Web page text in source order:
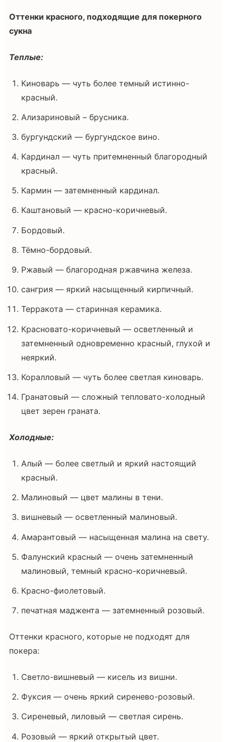
Оттенки красного, подходящие для покерного
сукна
Теплые:
Киноварь — чуть более темный истинно-
красный.
Ализариновый – брусника.
бургундский — бургундское вино.
Кардинал — чуть притемненный благородный
красный.
Кармин — затемненный кардинал.
Каштановый — красно-коричневый.
Бордовый.
Тёмно-бордовый.
Ржавый — благородная ржавчина железа.
сангрия — яркий насыщенный кирпичный.
Терракота — старинная керамика.
Красновато-коричневый — осветленный и
затемненный одновременно красный, глухой и
неяркий.
Коралловый — чуть более светлая киноварь.
Гранатовый — сложный тепловато-холодный
цвет зерен граната.
Холодные:
Алый — более светлый и яркий настоящий
красный.
Малиновый — цвет малины в тени.
вишневый — осветленный малиновый.
Амарантовый — насыщенная малина на свету.
Фалунский красный — очень затемненный
малиновый, темный красно-коричневый.
Красно-фиолетовый.
печатная маджента — затемненный розовый.
Оттенки красного, которые не подходят для
покера:
Светло-вишневый — кисель из вишни.
Фуксия — очень яркий сиренево-розовый.
Сиреневый, лиловый — светлая сирень.
Розовый — яркий открытый цвет.